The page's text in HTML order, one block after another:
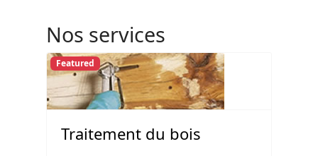
Nos services
Featured
Traitement du bois